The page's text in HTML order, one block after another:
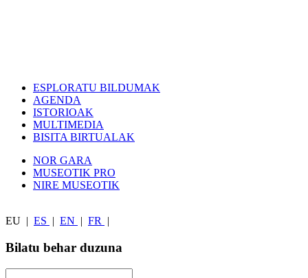
ESPLORATU BILDUMAK
AGENDA
ISTORIOAK
MULTIMEDIA
BISITA BIRTUALAK
NOR GARA
MUSEOTIK PRO
NIRE MUSEOTIK
EU ES EN FR
Bilatu behar duzuna